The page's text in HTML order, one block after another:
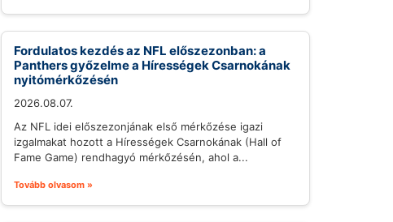
Fordulatos kezdés az NFL előszezonban: a
Panthers győzelme a Hírességek Csarnokának
nyitómérkőzésén
2026.08.07.
Az NFL idei előszezonjának első mérkőzése igazi
izgalmakat hozott a Hírességek Csarnokának (Hall of
Fame Game) rendhagyó mérkőzésén, ahol a...
Tovább olvasom »